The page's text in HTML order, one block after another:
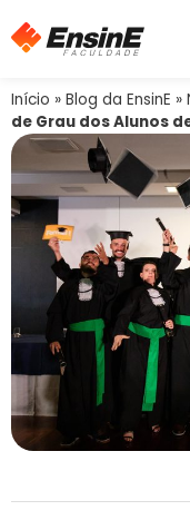
Início » Blog da EnsinE »
de Grau dos Alunos